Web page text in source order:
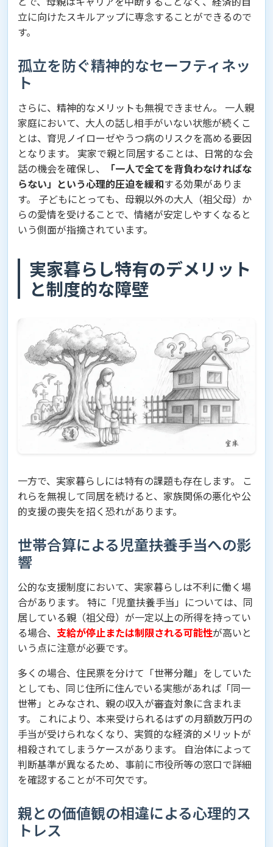
立に向けたスキルアップに専念することができるので
す。
孤立を防ぐ精神的なセーフティネッ
ト
さらに、精神的なメリットも無視できません。 一人親
家庭において、大人の話し相手がいない状態が続くこ
とは、育児ノイローゼやうつ病のリスクを高める要因
となります。 実家で親と同居することは、日常的な会
話の機会を確保し、
「一人で全てを背負わなければな
らない」という心理的圧迫を緩和する効果がありま
す。 子どもにとっても、母親以外の大人（祖父母）か
らの愛情を受けることで、情緒が安定しやすくなると
いう側面が指摘されています。
実家暮らし特有のデメリット
と制度的な障壁
一方で、実家暮らしには特有の課題も存在します。 こ
れらを無視して同居を続けると、家族関係の悪化や公
的支援の喪失を招く恐れがあります。
世帯合算による児童扶養手当への影
響
公的な支援制度において、実家暮らしは不利に働く場
合があります。 特に「児童扶養手当」については、同
居している親（祖父母）が一定以上の所得を持ってい
る場合、 支給が停止または制限される可能性が高いと
いう点に注意が必要です。
多くの場合、住民票を分けて「世帯分離」をしていた
としても、同じ住所に住んでいる実態があれば「同一
世帯」とみなされ、親の収入が審査対象に含まれま
す。 これにより、本来受けられるはずの月額数万円の
手当が受けられなくなり、実質的な経済的メリットが
相殺されてしまうケースがあります。 自治体によって
判断基準が異なるため、事前に市役所等の窓口で詳細
を確認することが不可欠です。
親との価値観の相違による心理的ス
トレス